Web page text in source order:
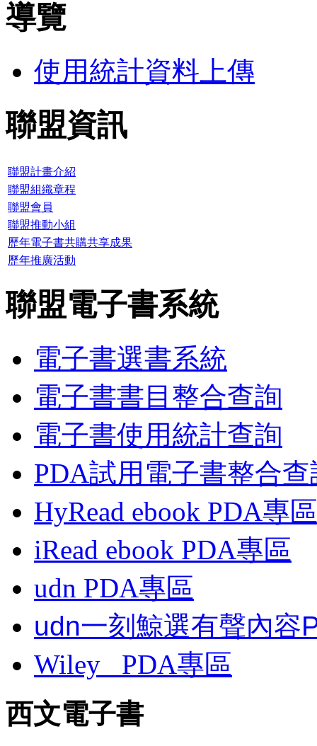
導覽
使用統計資料上傳
聯盟資訊
聯盟計畫介紹
聯盟組織章程
聯盟會員
聯盟推動小組
歷年電子書共購共享成果
歷年推廣活動
聯盟電子書系統
電子書選書系統
電子書書目整合查詢
電子書使用統計查詢
PDA試用電子書整合查
HyRead ebook PDA專區
iRead ebook PDA專區
udn PDA專區
udn一刻鯨選有聲內容
Wiley
PDA專區
西文電子書